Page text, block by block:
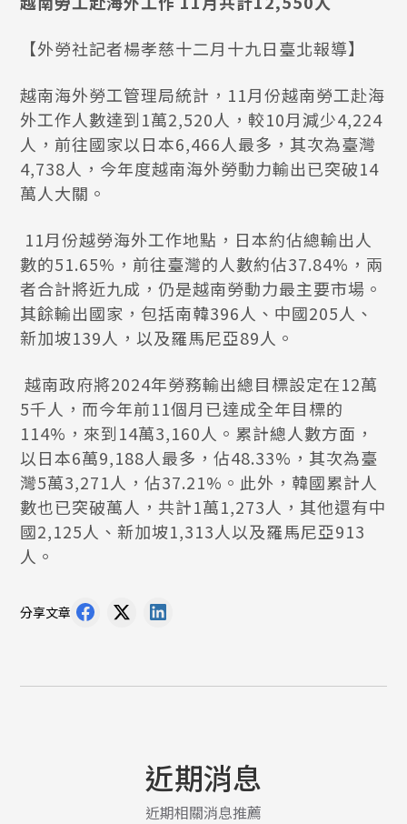
【外勞社記者楊孝慈十二月十九日臺北報導】
越南海外勞工管理局統計，11月份越南勞工赴海
外工作人數達到1萬2,520人，較10月減少4,224
人，前往國家以日本6,466人最多，其次為臺灣
4,738人，今年度越南海外勞動力輸出已突破14
萬人大關。
11月份越勞海外工作地點，日本約佔總輸出人
數的51.65%，前往臺灣的人數約佔37.84%，兩
者合計將近九成，仍是越南勞動力最主要市場。
其餘輸出國家，包括南韓396人、中國205人、
新加坡139人，以及羅馬尼亞89人。
越南政府將2024年勞務輸出總目標設定在12萬
5千人，而今年前11個月已達成全年目標的
114%，來到14萬3,160人。累計總人數方面，
以日本6萬9,188人最多，佔48.33%，其次為臺
灣5萬3,271人，佔37.21%。此外，韓國累計人
數也已突破萬人，共計1萬1,273人，其他還有中
國2,125人、新加坡1,313人以及羅馬尼亞913
人。
分享文章
近期消息
近期相關消息推薦